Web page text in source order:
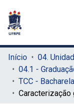
Início
04.1 -